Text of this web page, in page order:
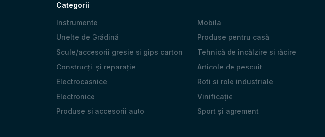
Categorii
Instrumente
Unelte de Grădină
Scule/accesorii gresie si gips carton
Construcții și reparație
Electrocasnice
Electronice
Produse si accesorii auto
Mobila
Produse pentru casă
Tehnică de încălzire si răcire
Articole de pescuit
Roti si role industriale
Vinificație
Sport și agrement